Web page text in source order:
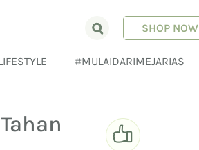
#MULAIDARIMEJARIAS
SHOP NOW